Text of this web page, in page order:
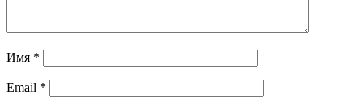
Имя *
Email *